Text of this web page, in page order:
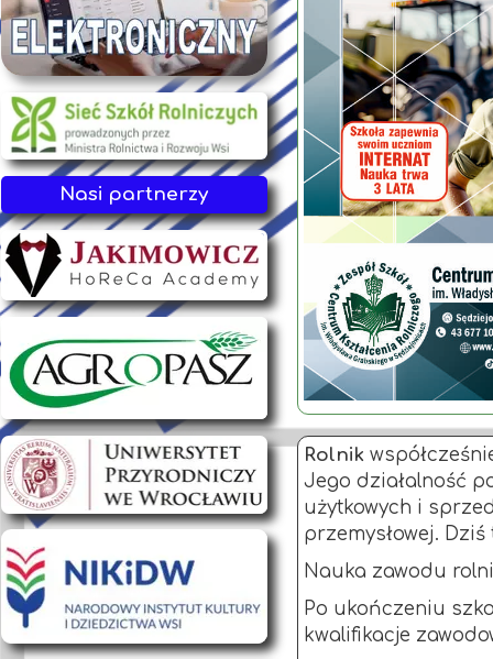
Rolnik
Jego działalność
użytkowych i
przemysłowej.
Nauka zawodu
Po ukończeniu
kwalifikacje
Nasi partnerzy